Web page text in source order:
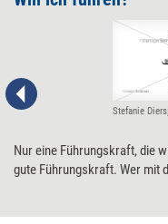
Stefanie
Nur eine Führungskraft, die
gute Führungskraft. Wer mit